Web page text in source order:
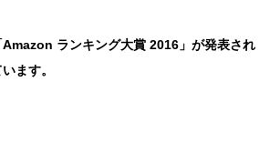
Amazon ランキング大賞 2016」が発表され
ます。